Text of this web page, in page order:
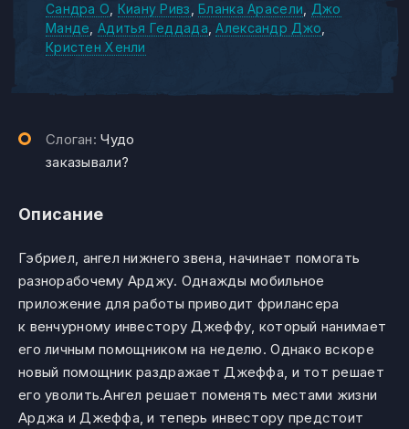
Сандра О Киану Ривз Бланка Арасели
Джо
Манде Адитья Геддада Александр Джо
Кристен Хенли
Слоган: Чудо
заказывали?
Описание
Гэбриел, ангел нижнего звена, начинает помогать
разнорабочему Арджу. Однажды мобильное
приложение для работы приводит фрилансера
к венчурному инвестору Джеффу, который нанимает
его личным помощником на неделю. Однако вскоре
новый помощник раздражает Джеффа, и тот решает
его уволить.Ангел решает поменять местами жизни
Арджа и Джеффа, и теперь инвестору предстоит